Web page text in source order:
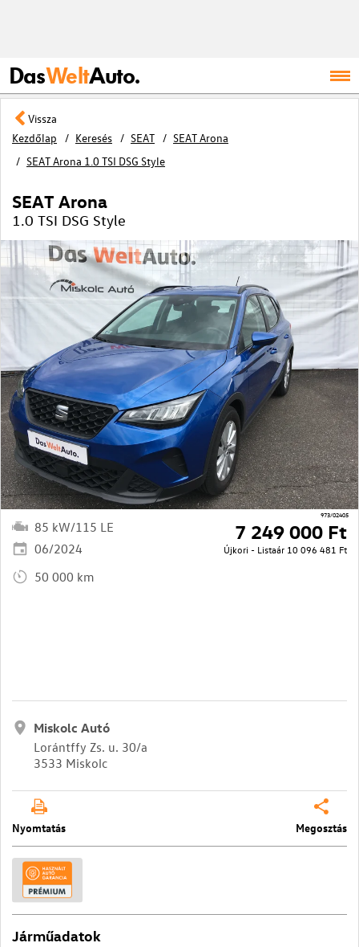
DasWeltAuto.
Vissza
Kezdőlap
Keresés SEAT
SEAT Arona
SEAT Arona 1.0 TSI DSG Style
973/02405
SEAT Arona
1.0 TSI DSG Style
85 kW/115 LE
06/2024
50 000 km
7 249 000 Ft
Újkori - Listaár 10 096 481 Ft
Miskolc Autó
Lorántffy Zs. u. 30/a
3533 Miskolc
Nyomtatás Megosztás
Járműadatok